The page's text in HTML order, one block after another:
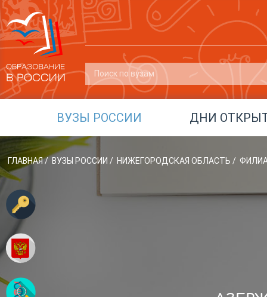
ВУЗЫ РОССИИ ДНИ
ГЛАВНАЯ/ ВУЗЫ РОССИИ / НИЖЕГОРОДСКАЯ ОБЛАСТЬ /